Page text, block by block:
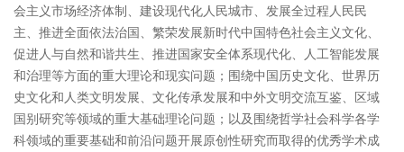
会主义市场经济体制、建设现代化人民城市、发展全过程人民民
主、推进全面依法治国、繁荣发展新时代中国特色社会主义文化、
促进人与自然和谐共生、推进国家安全体系现代化、人工智能发展
和治理等方面的重大理论和现实问题；围绕中国历史文化、世界历
史文化和人类文明发展、文化传承发展和中外文明交流互鉴、区域
国别研究等领域的重大基础理论问题；以及围绕哲学社会科学各学
科领域的重要基础和前沿问题开展原创性研究而取得的优秀学术成